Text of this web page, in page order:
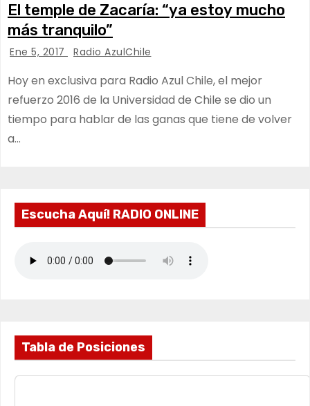
El temple de Zacaría: “ya estoy mucho
más tranquilo”
Ene 5, 2017 Radio AzulChile
Hoy en exclusiva para Radio Azul Chile, el mejor
refuerzo 2016 de la Universidad de Chile se dio un
tiempo para hablar de las ganas que tiene de volver
a…
Escucha Aquí! RADIO ONLINE
Tabla de Posiciones